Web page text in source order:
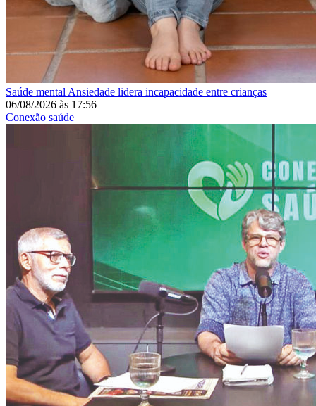
Saúde mental Ansiedade lidera incapacidade entre crianças
06/08/2026 às 17:56
Conexão saúde